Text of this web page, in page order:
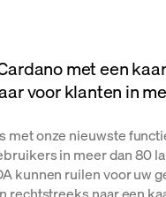
met een
voor klanten in
met onze nieuwste
in meer dan 80
kunnen ruilen voor uw
rechtstreeks naar een